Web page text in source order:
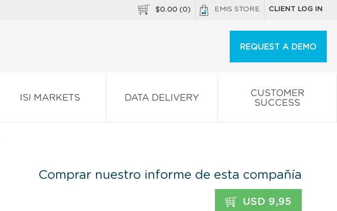
$0.00 (0) EMIS STORE CLIENT LOG IN
REQUEST A DEMO
ISI MARKETS DATA DELIVERY
CUSTOMER
SUCCESS
Comprar nuestro informe de esta compañía
USD 9,95